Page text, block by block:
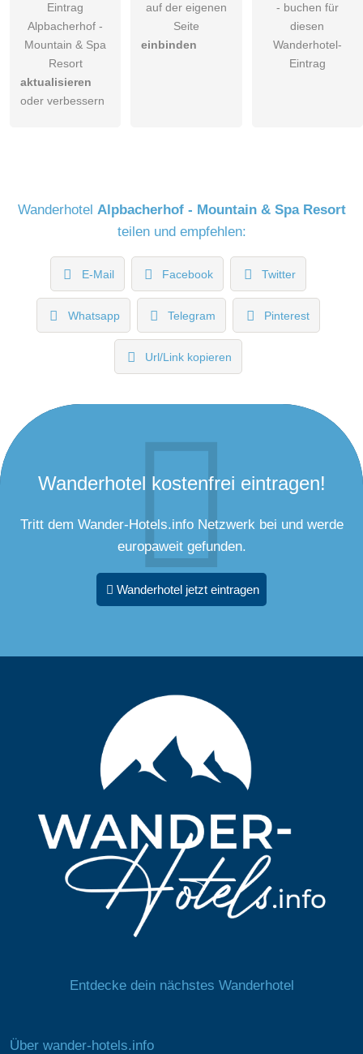
Eintrag
Alpbacherhof -
Mountain & Spa
Resort
aktualisieren
oder verbessern
auf der eigenen
Seite
einbinden
- buchen für
diesen
Wanderhotel-
Eintrag
Wanderhotel Alpbacherhof - Mountain & Spa Resort
teilen und empfehlen:
E-Mail Facebook Twitter
Whatsapp Telegram Pinterest
Url/Link kopieren
Wanderhotel kostenfrei eintragen!
Tritt dem Wander-Hotels.info Netzwerk bei und werde
europaweit gefunden.
Wanderhotel jetzt eintragen
Entdecke dein nächstes Wanderhotel
Über wander-hotels.info